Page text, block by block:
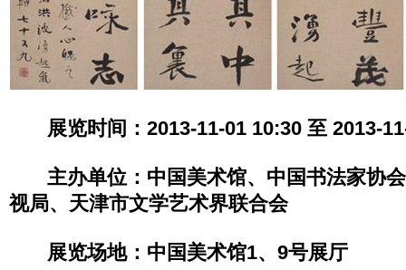
展览时间：2013-11-01 10:30 至 2013-
主办单位：中国美术馆、中国书法家协
视局、天津市文学艺术界联合会
展览场地：中国美术馆1、9号展厅